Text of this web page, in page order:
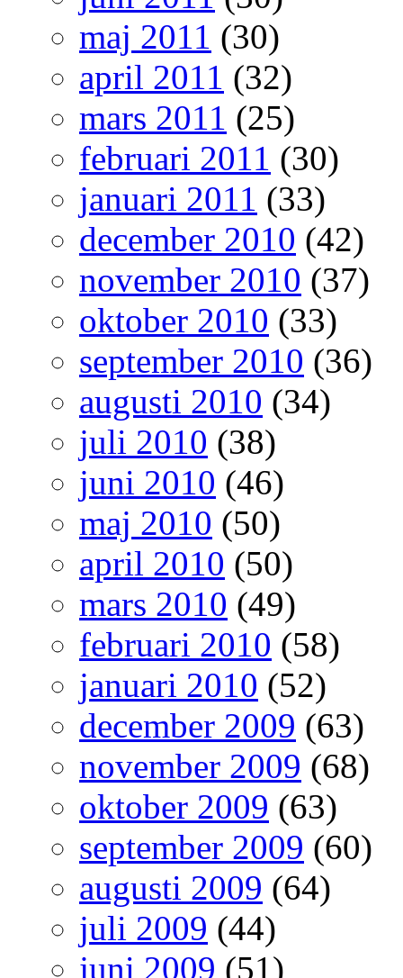
maj 2011 (30)
april 2011 (32)
mars 2011 (25)
februari 2011 (30)
januari 2011 (33)
december 2010 (42)
november 2010 (37)
oktober 2010 (33)
september 2010 (36)
augusti 2010 (34)
juli 2010 (38)
juni 2010 (46)
maj 2010 (50)
april 2010 (50)
mars 2010 (49)
februari 2010 (58)
januari 2010 (52)
december 2009 (63)
november 2009 (68)
oktober 2009 (63)
september 2009 (60)
augusti 2009 (64)
juli 2009 (44)
juni 2009 (51)